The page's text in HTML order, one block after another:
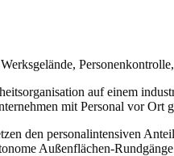
auf einem
mit Personal vor Ort
den personalintensiven
Außenflächen-